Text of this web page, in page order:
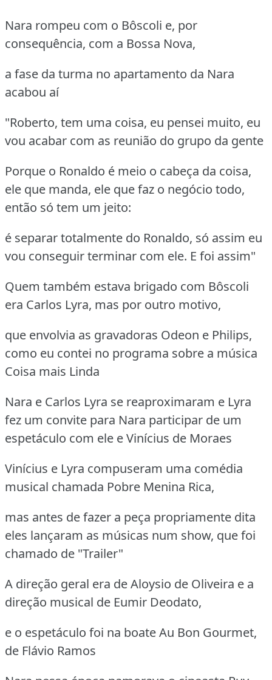
Nara rompeu com o Bôscoli e, por
consequência, com a Bossa Nova,
a fase da turma no apartamento da Nara
acabou aí
"Roberto, tem uma coisa, eu pensei muito, eu
vou acabar com as reunião do grupo da gente
Porque o Ronaldo é meio o cabeça da coisa,
ele que manda, ele que faz o negócio todo,
então só tem um jeito:
é separar totalmente do Ronaldo, só assim eu
vou conseguir terminar com ele. E foi assim"
Quem também estava brigado com Bôscoli
era Carlos Lyra, mas por outro motivo,
que envolvia as gravadoras Odeon e Philips,
como eu contei no programa sobre a música
Coisa mais Linda
Nara e Carlos Lyra se reaproximaram e Lyra
fez um convite para Nara participar de um
espetáculo com ele e Vinícius de Moraes
Vinícius e Lyra compuseram uma comédia
musical chamada Pobre Menina Rica,
mas antes de fazer a peça propriamente dita
eles lançaram as músicas num show, que foi
chamado de "Trailer"
A direção geral era de Aloysio de Oliveira e a
direção musical de Eumir Deodato,
e o espetáculo foi na boate Au Bon Gourmet,
de Flávio Ramos